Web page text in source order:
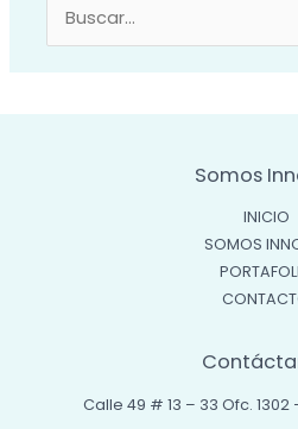
Buscar
por:
Somos
INICIO
SOMOS
Calle 49 # 13 – 33 Ofc.